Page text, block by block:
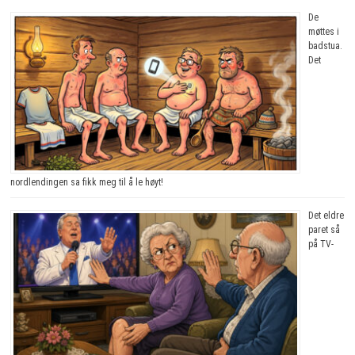
De
møttes i
badstua.
Det
nordlendingen sa fikk meg til å le høyt!
Det eldre
paret så
på TV-